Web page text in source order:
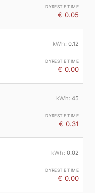
€ 0.05
0.12
€ 0.00
45
€ 0.31
0.02
€ 0.00